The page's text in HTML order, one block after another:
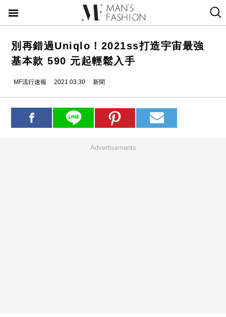
別再錯過Uniqlo！2021ss打造宇宙最強
基本款 590 元起輕鬆入手
MF流行速報 2021.03.30 新聞
Advertisements